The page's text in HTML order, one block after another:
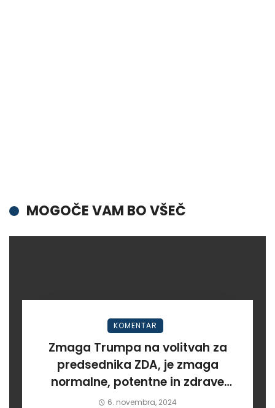
MOGOČE VAM BO VŠEČ
KOMENTAR
Zmaga Trumpa na volitvah za
predsednika ZDA, je zmaga
normalne, potentne in zdrave
opcije
6. novembra, 2024